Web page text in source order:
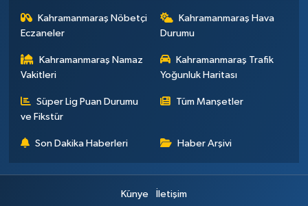
Kahramanmaraş Nöbetçi
Eczaneler
Kahramanmaraş Hava
Durumu
Kahramanmaraş Namaz
Vakitleri
Kahramanmaraş Trafik
Yoğunluk Haritası
Süper Lig Puan Durumu
ve Fikstür
Tüm Manşetler
Son Dakika Haberleri Haber Arşivi
Künye İletişim